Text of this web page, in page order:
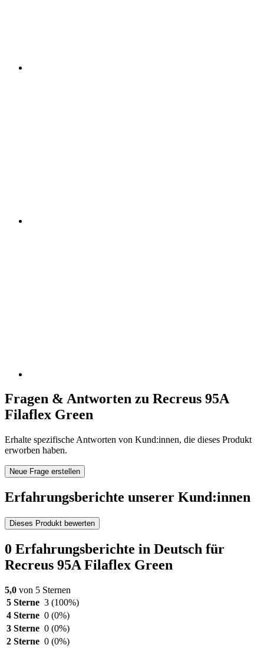
Fragen & Antworten zu Recreus 95A
Filaflex Green
Erhalte spezifische Antworten von Kund:innen, die dieses Produkt
erworben haben.
Neue Frage erstellen
Erfahrungsberichte unserer Kund:innen
Dieses Produkt bewerten
0 Erfahrungsberichte in Deutsch für
Recreus 95A Filaflex Green
5,0 von 5 Sternen
5 Sterne 3 (100%)
4 Sterne 0 (0%)
3 Sterne 0 (0%)
2 Sterne 0 (0%)